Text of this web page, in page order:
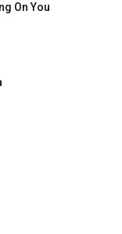
On You